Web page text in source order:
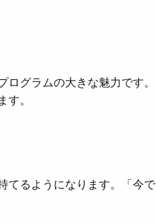
グラムの大きな魅力です。
す。
てるようになります。「今で